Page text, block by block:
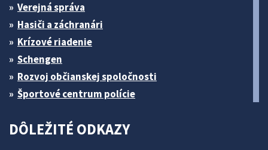
Verejná správa
Hasiči a záchranári
Krízové riadenie
Schengen
Rozvoj občianskej spoločnosti
Športové centrum polície
DÔLEŽITÉ ODKAZY